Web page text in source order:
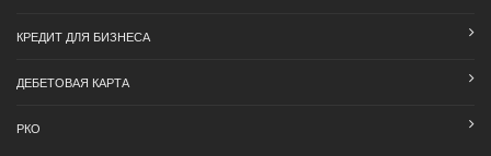
КРЕДИТ ДЛЯ БИЗНЕСА
ДЕБЕТОВАЯ КАРТА
РКО